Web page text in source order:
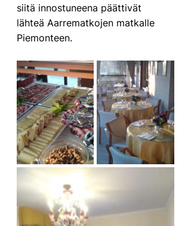
siitä innostuneena päättivät
lähteä Aarrematkojen matkalle
Piemonteen.